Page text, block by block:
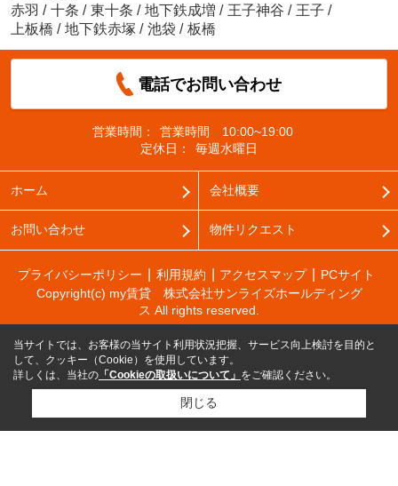
赤羽 / 十条 / 東十条 / 地下鉄成増 / 王子神谷 / 王子 /
上板橋 / 地下鉄赤塚 / 池袋 / 板橋
電話でお問い合わせ
営業時間：
営業時間 10:00~19:00
定休日：
毎週水曜日
ホーム 会社概要
お問い合わせ 物件リクエスト
プライバシーポリシー 利用規約 アクセスマップ
PCサイト
Copyright(c) my賃貸 株式会社サンライズホールディング
ス All rights reserved.
当サイトでは、お客様の当サイト利用状況把握、サービス向上検討を目的と
して、クッキー（Cookie）を使用しています。
詳しくは、当社の 「Cookieの取扱いについて」 をご確認ください。
閉じる